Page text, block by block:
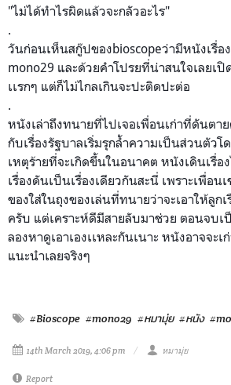
"ไม่ได้ทำไรผิดแล้วจะกลัวอะไร"
.
วันก่อนเห็นสกู๊ปของbioscopeว่ามีหนังเรื่อ
mono29 และด้วยคำโปรยที่น่าสนใจเลยเ
เเรกๆ แต่ก็ไม่ไกลเกินจะปะติดปะต่อ
.
หนังเล่าถึงทนายที่ไปเจอเพื่อนเก่าที่ดันตา
กับเรื่องรัฐบาลเริ่มรุกล้ำความเป็นส่วนตัวโ
เหตุร้ายที่จะเกิดขึ้นในอนาคต หนังเดินเรื่อ
เรื่องดันเป็นเรื่องเดียวกันสะนี่ เพราะเพื่อน
ของใส่ในถุงของเล่นที่ทนายว่าจะเอาให้ลูกเ
ครับ แต่เคราะห์ดีมีสายลับมาช่วย ตอนจบเ
ลองหาดูเอาเองเเหละกันเนาะ หนังอาจจะ
แนะนำเลยจริงๆ
#Bioscope #mono29 #หมามุ่ย #หนัง
14th March 2019, 4:06 pm หมามุ่ย
Report